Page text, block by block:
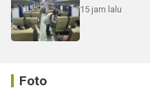
15 jam lalu
Foto